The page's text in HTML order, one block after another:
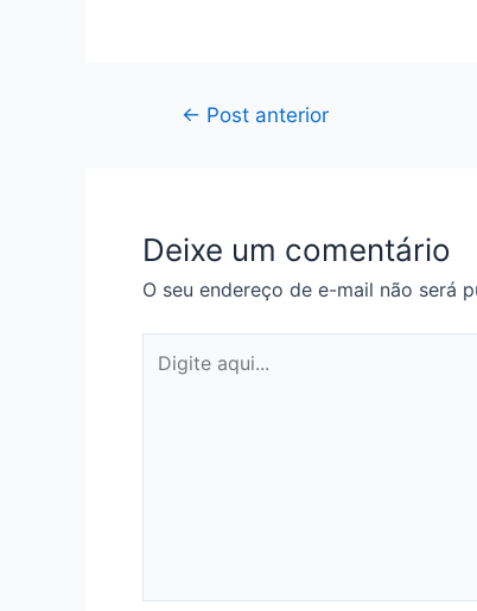
Navegação
← Post anterior
Deixe um comentário
O seu endereço de e-mail não será
aqui...